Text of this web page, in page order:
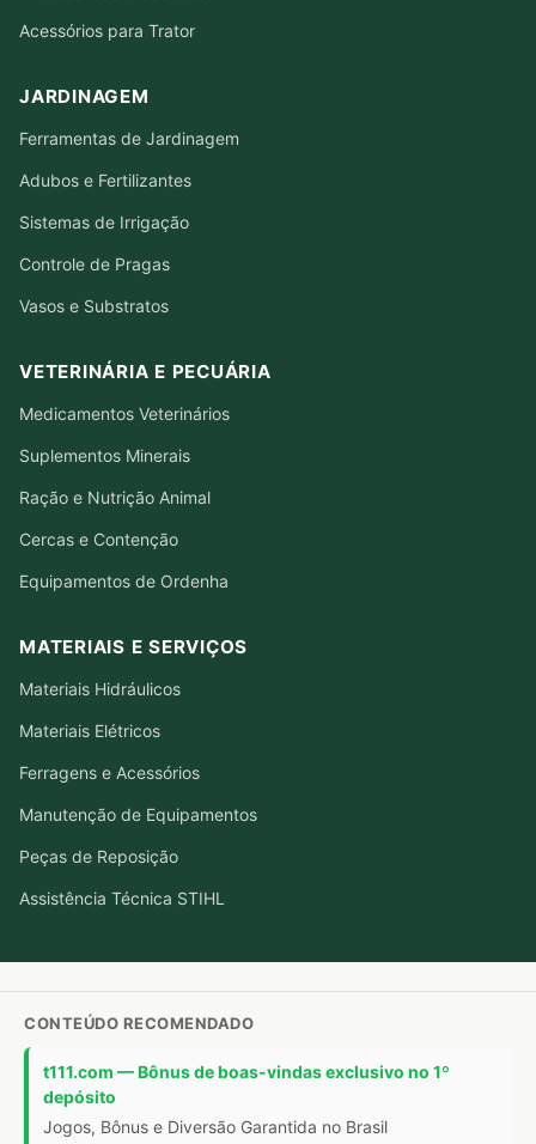
Acessórios para Trator
JARDINAGEM
Ferramentas de Jardinagem
Adubos e Fertilizantes
Sistemas de Irrigação
Controle de Pragas
Vasos e Substratos
VETERINÁRIA E PECUÁRIA
Medicamentos Veterinários
Suplementos Minerais
Ração e Nutrição Animal
Cercas e Contenção
Equipamentos de Ordenha
MATERIAIS E SERVIÇOS
Materiais Hidráulicos
Materiais Elétricos
Ferragens e Acessórios
Manutenção de Equipamentos
Peças de Reposição
Assistência Técnica STIHL
CONTEÚDO RECOMENDADO
t111.com — Bônus de boas-vindas exclusivo no 1º
depósito
Jogos, Bônus e Diversão Garantida no Brasil